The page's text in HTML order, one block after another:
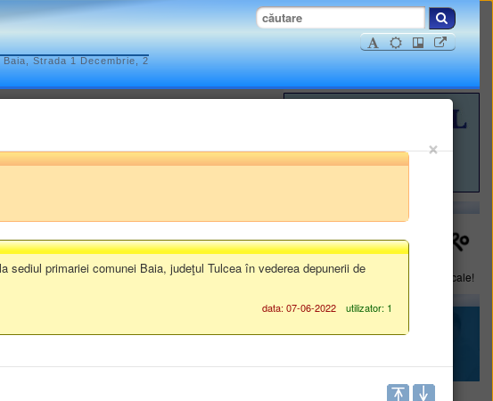
Strada 1 Decembrie, 2
ADMINISTRATIVE
Plăteşte online impozite şi taxe locale!
×
sediul primariei comunei Baia, judeţul Tulcea în vederea depunerii de
data: 07-06-2022 utilizator: 1